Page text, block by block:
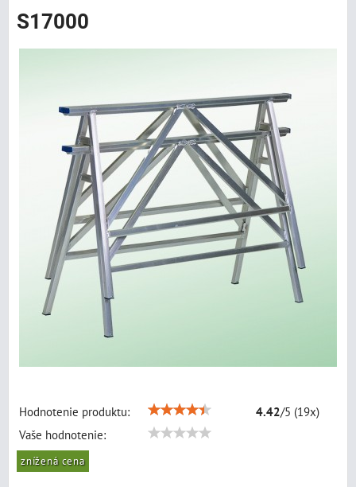
S17000
Hodnotenie produktu: 4.42/5 (19x)
Vaše hodnotenie:
znížená cena